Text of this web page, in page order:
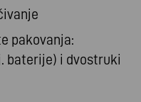
pakovanja:
baterije) i dvostruki